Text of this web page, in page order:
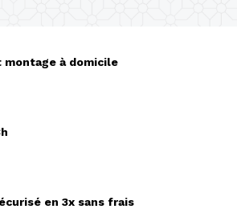
montage à domicile
en 3x sans frais